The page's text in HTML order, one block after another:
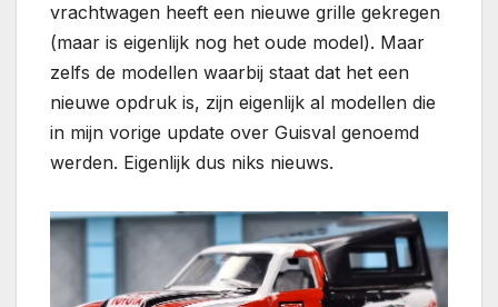
vrachtwagen heeft een nieuwe grille gekregen
(maar is eigenlijk nog het oude model). Maar
zelfs de modellen waarbij staat dat het een
nieuwe opdruk is, zijn eigenlijk al modellen die
in mijn vorige update over Guisval genoemd
werden. Eigenlijk dus niks nieuws.